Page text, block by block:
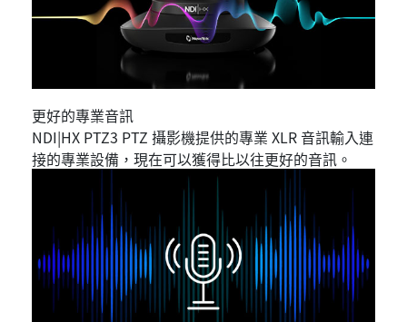
更好的專業音訊
NDI|HX PTZ3 PTZ 攝影機提供的專業 XLR 音訊輸入連
接的專業設備，現在可以獲得比以往更好的音訊。